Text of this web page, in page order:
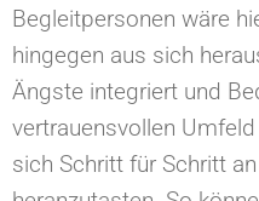
Begleitpersonen wäre
hingegen aus sich
Ängste integriert und
vertrauensvollen
sich Schritt für Schritt